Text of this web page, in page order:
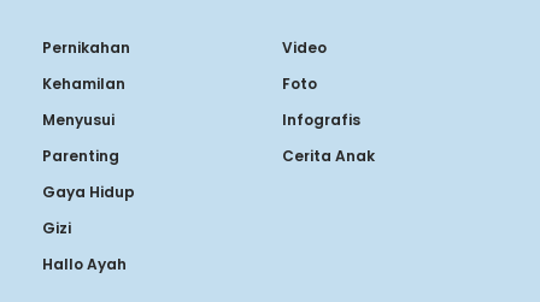
Pernikahan
Kehamilan
Menyusui
Parenting
Gaya Hidup
Gizi
Hallo Ayah
Video
Foto
Infografis
Cerita Anak